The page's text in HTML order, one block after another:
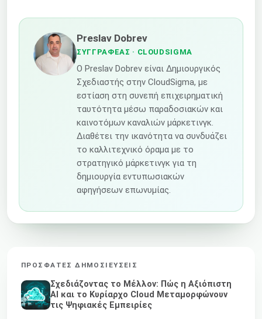
Preslav Dobrev
ΣΥΓΓΡΑΦΈΑΣ · CLOUDSIGMA
Ο Preslav Dobrev είναι Δημιουργικός
Σχεδιαστής στην CloudSigma, με
εστίαση στη συνεπή επιχειρηματική
ταυτότητα μέσω παραδοσιακών και
καινοτόμων καναλιών μάρκετινγκ.
Διαθέτει την ικανότητα να συνδυάζει
το καλλιτεχνικό όραμα με το
στρατηγικό μάρκετινγκ για τη
δημιουργία εντυπωσιακών
αφηγήσεων επωνυμίας.
ΠΡΌΣΦΑΤΕΣ ΔΗΜΟΣΙΕΎΣΕΙΣ
Σχεδιάζοντας το Μέλλον: Πώς η Αξιόπιστη
AI και το Κυρίαρχο Cloud Μεταμορφώνουν
τις Ψηφιακές Εμπειρίες